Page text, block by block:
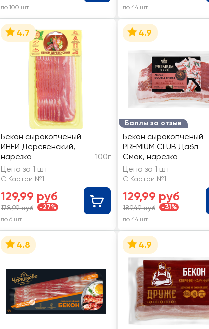
до 100 шт до 44 шт
4.7
Бекон сырокопченый
ИНЕЙ Деревенский,
нарезка
100г
Цена за 1 шт
С Картой №1
129,99 руб
178,99 руб -27%
до 6 шт
Баллы за отзыв
4.9
Бекон сырокопченый
PREMIUM CLUB Дабл
Смок, нарезка
Цена за 1 шт
С Картой №1
129,99 руб
189,49 руб -31%
до 44 шт
4.8 4.9